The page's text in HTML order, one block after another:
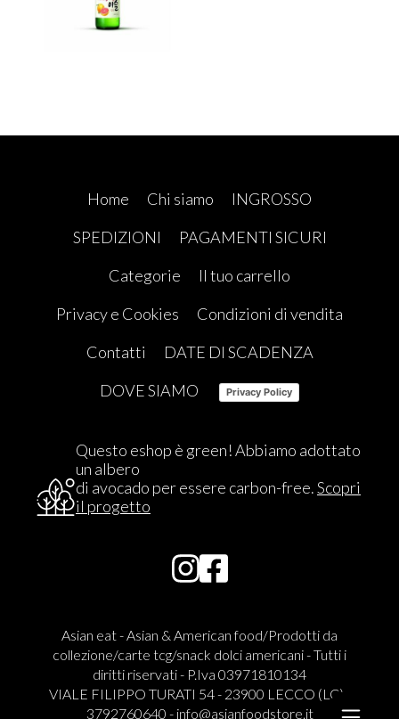
Home Chi siamo
INGROSSO
SPEDIZIONI
PAGAMENTI SICURI
Categorie
Il tuo carrello
Privacy e Cookies
Condizioni di vendita
Contatti
DATE DI SCADENZA
DOVE SIAMO
Privacy Policy
Questo eshop è green! Abbiamo adottato
un albero
di avocado per essere carbon-free.Scopri
il progetto
Asian eat - Asian & American food/Prodotti da
collezione/carte tcg/snack dolci americani - Tutti i
diritti riservati - P.Iva 03971810134
VIALE FILIPPO TURATI 54 - 23900 LECCO (LC) -
3792760640 - info@asianfoodstore.it